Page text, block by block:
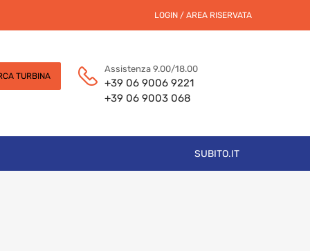
LOGIN / AREA RISERVATA
TURBINA
Assistenza 9.00/18.00
+39 06 9006 9221
+39 06 9003 068
SUBITO.IT